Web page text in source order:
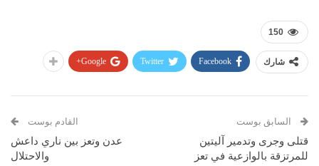
150
شارك Facebook
Twitter
Google+
السابق بوست
قتلى وجرى وتدمير آليتين
للمرتزقة بالوازعية في تعز
القادم بوست
عدن وتعز بين ناري داعش
والاحتلال